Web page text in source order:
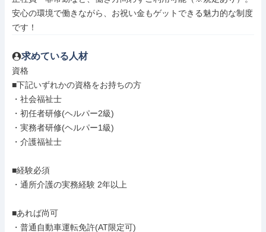
安心の環境で働きながら、お祝い金もゲットできる魅力的な制度
です！
求めている人材
資格
■下記いずれかの資格をお持ちの方
・社会福祉士
・初任者研修(ヘルパー2級)
・実務者研修(ヘルパー1級)
・介護福祉士
■経験必須
・通所介護の実務経験 2年以上
■あれば尚可
・普通自動車運転免許(AT限定可)